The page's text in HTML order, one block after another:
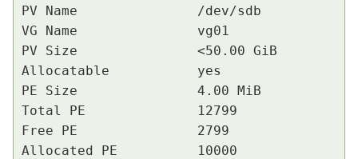
PV Name               /dev/sdb
VG Name               vg01
PV Size               <50.00 GiB
Allocatable           yes
PE Size               4.00 MiB
Total PE              12799
Free PE               2799
Allocated PE          10000